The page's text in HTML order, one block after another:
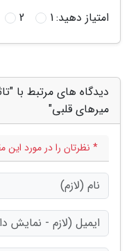
امتیاز دهید:1
2
دیدگاه های مرتبط با
میرهای قلبی"
* نظرتان را در مورد این